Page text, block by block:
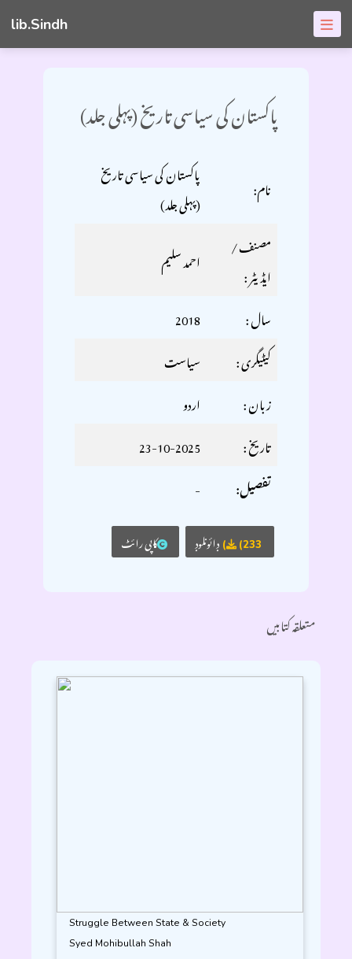
lib.Sindh
پاکستان کی سیاسی تاریخ (پہلی جلد)
پاکستان کی سیاسی تاریخ
(پہلی جلد)
نام:
احمد سلیم
مصنف /
ایڈیٹر :
2018
سال :
سياست
کیٹیگری :
اردو
زبان :
23-10-2025
تاریخ :
-
تفصیل:
(233) ڊائونلوڊ کاپی رائٹ
متعلقہ کتابیں
Struggle Between State & Society
Syed Mohibullah Shah